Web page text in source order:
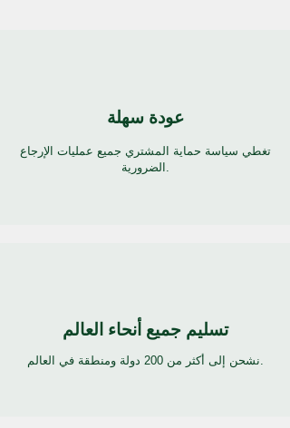
عودة سهلة
تغطي سياسة حماية المشتري جميع عمليات الإرجاع
الضرورية.
تسليم جميع أنحاء العالم
نشحن إلى أكثر من 200 دولة ومنطقة في العالم.